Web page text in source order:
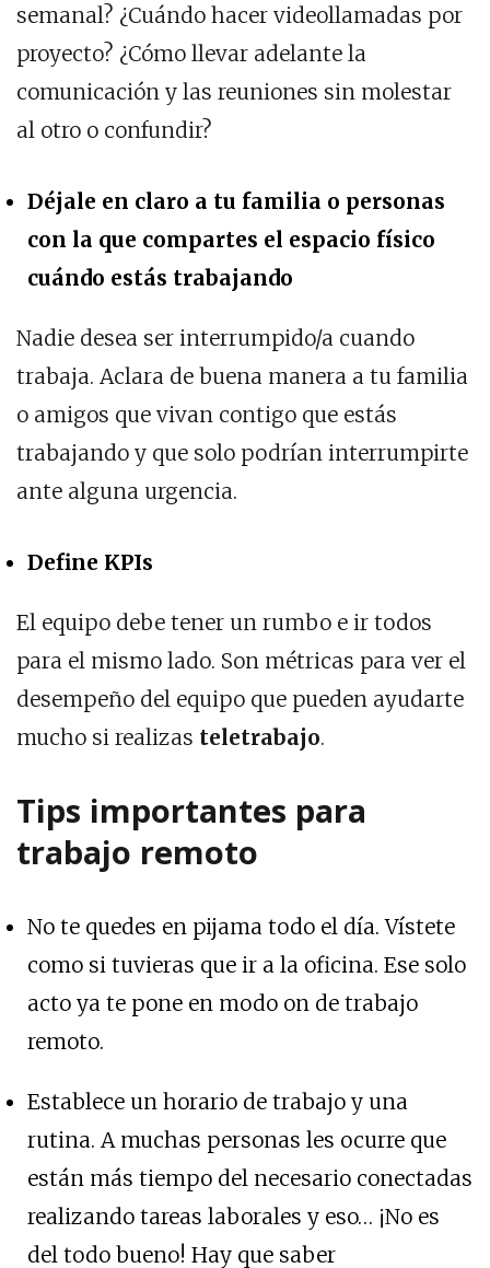
semanal? ¿Cuándo hacer videollamadas por
proyecto? ¿Cómo llevar adelante la
comunicación y las reuniones sin molestar
al otro o confundir?
Déjale en claro a tu familia o personas
con la que compartes el espacio físico
cuándo estás trabajando
Nadie desea ser interrumpido/a cuando
trabaja. Aclara de buena manera a tu familia
o amigos que vivan contigo que estás
trabajando y que solo podrían interrumpirte
ante alguna urgencia.
Define KPIs
El equipo debe tener un rumbo e ir todos
para el mismo lado. Son métricas para ver el
desempeño del equipo que pueden ayudarte
mucho si realizas teletrabajo.
Tips importantes para
trabajo remoto
No te quedes en pijama todo el día. Vístete
como si tuvieras que ir a la oficina. Ese solo
acto ya te pone en modo on de trabajo
remoto.
Establece un horario de trabajo y una
rutina. A muchas personas les ocurre que
están más tiempo del necesario conectadas
realizando tareas laborales y eso… ¡No es
del todo bueno! Hay que saber